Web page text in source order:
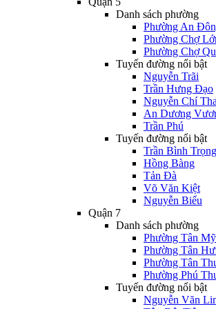
Danh sách phường
Phường An
Phường Chợ
Phường Chợ
Tuyến đường nổi bật
Nguyễn Trãi
Trần Hưng Đạo
Nguyễn Chí
An Dương
Trần Phú
Tuyến đường nổi bật
Trần Bình Trọng
Hồng Bàng
Tản Đà
Võ Văn Kiệt
Nguyễn Biểu
Quận 7
Danh sách phường
Phường Tân Mỹ
Phường Tân
Phường Tân
Phường Phú
Tuyến đường nổi bật
Nguyễn Văn